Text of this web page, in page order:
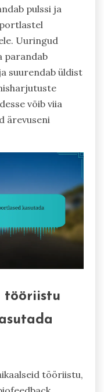
pulssi ja
Uuringud
parandab
suurendab üldist
võib viia
ärevuseni
tööriistu
tööriistu,